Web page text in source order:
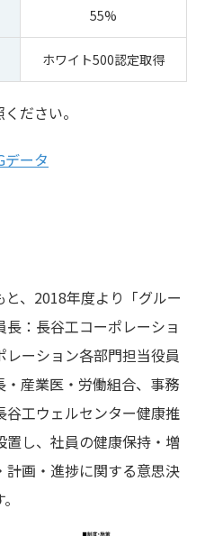
55%
ホワイト500認定取得
ださい。
データ
、2018年度より「グルー
：長谷工コーポレーショ
ーション各部門担当役員
産業医・労働組合、事務
工ウェルセンター健康推
し、社員の健康保持・増
画・進捗に関する意思決